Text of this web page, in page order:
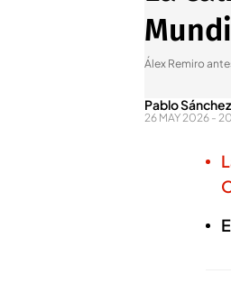
Álex Remiro
Pablo Sánchez
26 MAY 2026 -